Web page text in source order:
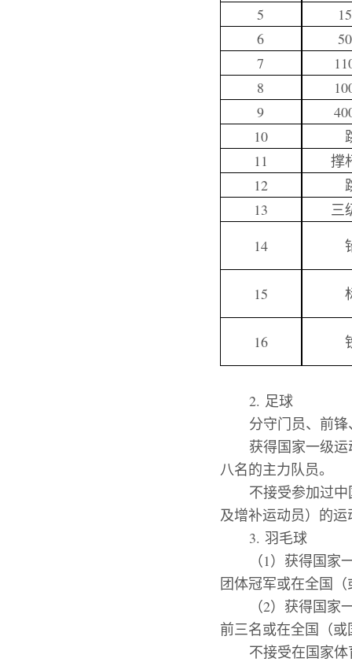
5
6
7
8
9
10
11
撑
12
13
三
14
15
16
2. 足球
分守门员、前
获得国家一级
八名的主力队员。
不接受参加过
及增补运动员）的
3. 羽毛球
（1） 获得国家
团体冠军或在全国（
（2） 获得国家
前三名或在全国（
不接受在国家